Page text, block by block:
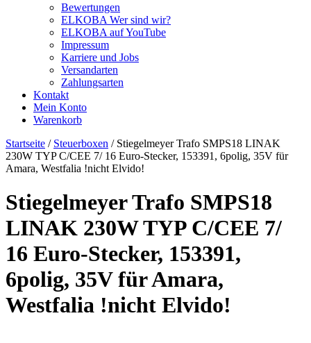
Bewertungen
ELKOBA Wer sind wir?
ELKOBA auf YouTube
Impressum
Karriere und Jobs
Versandarten
Zahlungsarten
Kontakt
Mein Konto
Warenkorb
Startseite / Steuerboxen / Stiegelmeyer Trafo SMPS18 LINAK
230W TYP C/CEE 7/ 16 Euro-Stecker, 153391, 6polig, 35V für
Amara, Westfalia !nicht Elvido!
Stiegelmeyer Trafo SMPS18
LINAK 230W TYP C/CEE 7/
16 Euro-Stecker, 153391,
6polig, 35V für Amara,
Westfalia !nicht Elvido!